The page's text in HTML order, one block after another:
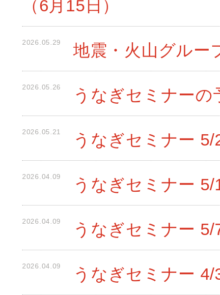
（6月15日）
2026.05.29 地震・火山グルー
2026.05.26 うなぎセミナー
2026.05.21 うなぎセミナー 5/
2026.04.09 うなぎセミナー 5/
2026.04.09 うなぎセミナー 5/
2026.04.09 うなぎセミナー 4/